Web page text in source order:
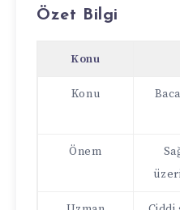
Özet Bilgi
Konu
Konu
Önem